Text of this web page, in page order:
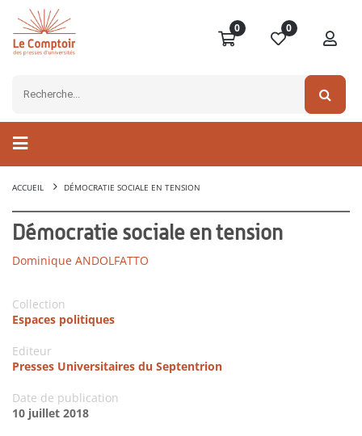
0 0
ACCUEIL DÉMOCRATIE SOCIALE EN TENSION
Démocratie sociale en tension
Dominique ANDOLFATTO
Collection
Espaces politiques
Editeur
Presses Universitaires du Septentrion
Date de publication
10 juillet 2018